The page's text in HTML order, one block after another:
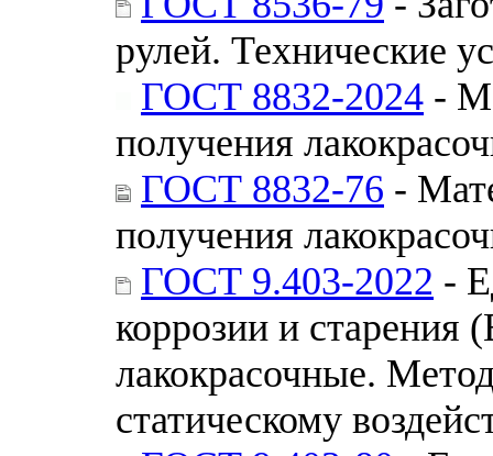
рулей. Технические
ГОСТ 8832-2024 -
получения
ГОСТ 8832-76 -
получения
ГОСТ 9.403-2022 -
коррозии и
лакокрасочные.
статическому